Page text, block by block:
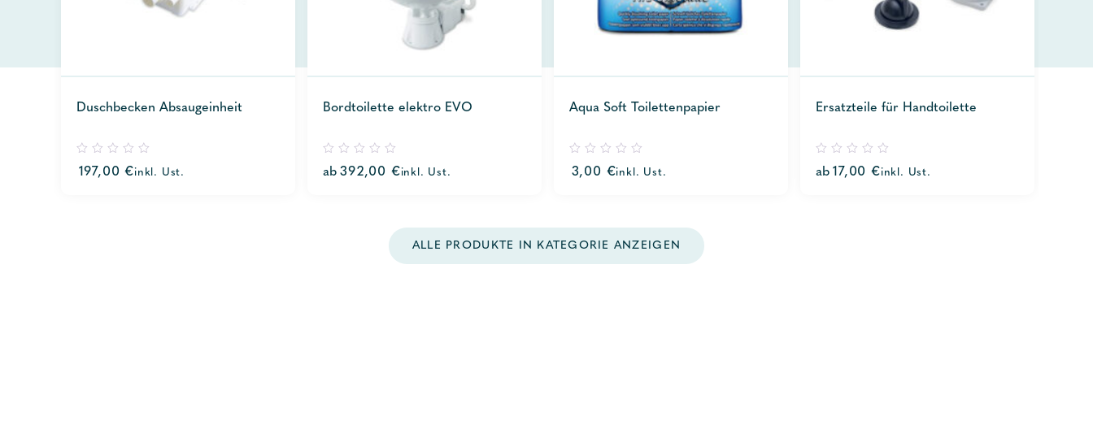
Duschbecken Absaugeinheit
out
197,00€inkl. Ust.
Bordtoilette elektro EVO
out
ab 392,00 €inkl. Ust.
Aqua Soft Toilettenpapier
out
3,00 €inkl. Ust.
Ersatzteile für Handtoilette
out
ab 17,00 €inkl. Ust.
ALLE PRODUKTE IN KATEGORIE ANZEIGEN